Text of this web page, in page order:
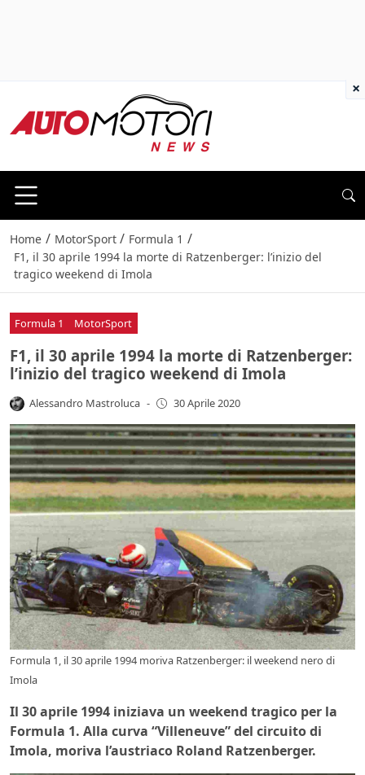
Home / MotorSport / Formula 1 /
F1, il 30 aprile 1994 la morte di Ratzenberger: l’inizio del
tragico weekend di Imola
Formula 1 MotorSport
F1, il 30 aprile 1994 la morte di Ratzenberger:
l’inizio del tragico weekend di Imola
Alessandro Mastroluca - 30 Aprile 2020
Formula 1, il 30 aprile 1994 moriva Ratzenberger: il weekend nero di
Imola
Il 30 aprile 1994 iniziava un weekend tragico per la
Formula 1. Alla curva “Villeneuve” del circuito di
Imola, moriva l’austriaco Roland Ratzenberger.
×